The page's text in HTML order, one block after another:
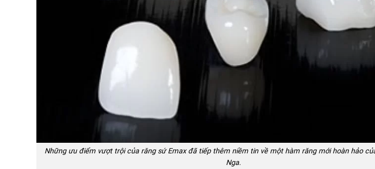
Những ưu điểm vượt trội của răng sứ Emax đã tiếp thêm niềm tin về một hàm răng mới hoàn hảo
Nga.